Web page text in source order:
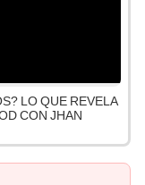
LO QUE REVELA
CON JHAN